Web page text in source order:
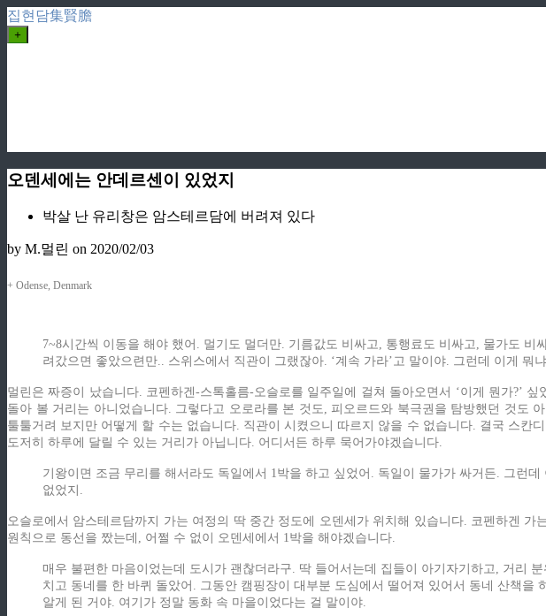
집현담集賢膽
+
오덴세에는 안데르센이 있었지
박살 난 유리창은 암스테르담에 버려져 있다
by M.멀린 on 2020/02/03
+ Odense, Denmark
7~8시간씩 이동을 해야 했어. 멀기도 멀더만. 기름값도 비싸고, 통행료도 비싸고, 물가도
려갔으면 좋았으련만.. 스위스에서 직관이 그랬잖아. ‘계속 가라’고 말이야. 그런데 이게 뭐
멀린은 짜증이 났습니다. 코펜하겐-스톡홀름-오슬로를 일주일에 걸쳐 돌아오면서 ‘이게 뭔가?’
돌아 볼 거리는 아니었습니다. 그렇다고 오로라를 본 것도, 피오르드와 북극권을 탐방했던 것도
툴툴거려 보지만 어떻게 할 수는 없습니다. 직관이 시켰으니 따르지 않을 수 없습니다. 결국 스칸
도저히 하루에 달릴 수 있는 거리가 아닙니다. 어디서든 하루 묵어가야겠습니다.
기왕이면 조금 무리를 해서라도 독일에서 1박을 하고 싶었어. 독일이 물가가 싸거든. 그런
없었지.
오슬로에서 암스테르담까지 가는 여정의 딱 중간 정도에 오덴세가 위치해 있습니다. 코펜하겐
원칙으로 동선을 짰는데, 어쩔 수 없이 오덴세에서 1박을 해야겠습니다.
매우 불편한 마음이었는데 도시가 괜찮더라구. 딱 들어서는데 집들이 아기자기하고, 거리
치고 동네를 한 바퀴 돌았어. 그동안 캠핑장이 대부분 도심에서 떨어져 있어서 동네 산책
알게 된 거야. 여기가 정말 동화 속 마을이었다는 걸 말이야.